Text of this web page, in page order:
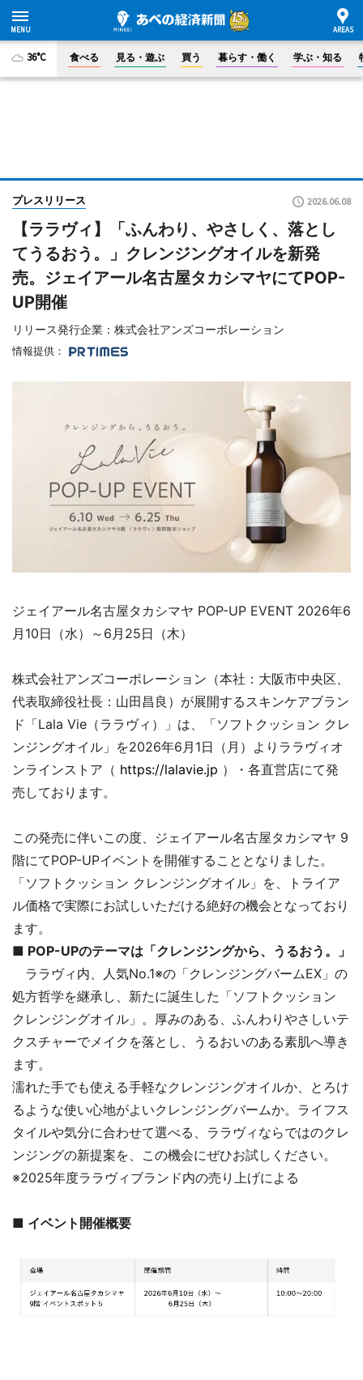
36°C 食べる 見る・遊ぶ 買う 暮らす・働く 学ぶ・知る
プレスリリース 2026.06.08
【ララヴィ】「ふんわり、やさしく、落とし
てうるおう。」クレンジングオイルを新発
売。ジェイアール名古屋タカシマヤにてPOP-
UP開催
リリース発行企業：株式会社アンズコーポレーション
情報提供：
ジェイアール名古屋タカシマヤ POP-UP EVENT 2026年6
月10日（水）～6月25日（木）
株式会社アンズコーポレーション（本社：大阪市中央区、
代表取締役社長：山田昌良）が展開するスキンケアブラン
ド「Lala Vie（ララヴィ）」は、「ソフトクッション クレ
ンジングオイル」を2026年6月1日（月）よりララヴィオ
ンラインストア（ https://lalavie.jp ）・各直営店にて発
売しております。
この発売に伴いこの度、ジェイアール名古屋タカシマヤ 9
階にてPOP-UPイベントを開催することとなりました。
「ソフトクッション クレンジングオイル」を、トライア
ル価格で実際にお試しいただける絶好の機会となっており
ます。
■ POP-UPのテーマは「クレンジングから、うるおう。」
ララヴィ内、人気No.1※の「クレンジングバームEX」の
処方哲学を継承し、新たに誕生した「ソフトクッション
クレンジングオイル」。厚みのある、ふんわりやさしいテ
クスチャーでメイクを落とし、うるおいのある素肌へ導き
ます。
濡れた手でも使える手軽なクレンジングオイルか、とろけ
るような使い心地がよいクレンジングバームか。ライフス
タイルや気分に合わせて選べる、ララヴィならではのクレ
ンジングの新提案を、この機会にぜひお試しください。
※2025年度ララヴィブランド内の売り上げによる
■ イベント開催概要